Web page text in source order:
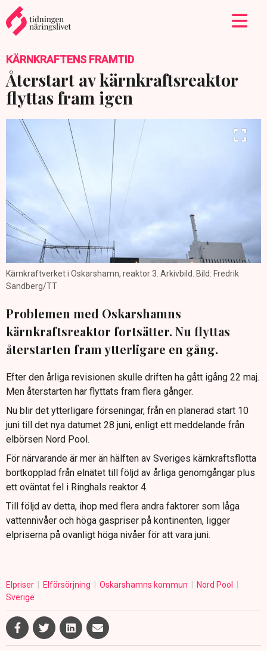
KÄRNKRAFTENS FRAMTID
Återstart av kärnkraftsreaktor
flyttas fram igen
Kärnkraftverket i Oskarshamn, reaktor 3. Arkivbild. Bild: Fredrik
Sandberg/TT
Problemen med Oskarshamns
kärnkraftsreaktor fortsätter. Nu flyttas
återstarten fram ytterligare en gång.
Efter den årliga revisionen skulle driften ha gått igång 22 maj.
Men återstarten har flyttats fram flera gånger.
Nu blir det ytterligare förseningar, från en planerad start 10
juni till det nya datumet 28 juni, enligt ett meddelande från
elbörsen Nord Pool.
För närvarande är mer än hälften av Sveriges kärnkraftsflotta
bortkopplad från elnätet till följd av årliga genomgångar plus
ett oväntat fel i Ringhals reaktor 4.
Till följd av detta, ihop med flera andra faktorer som låga
vattennivåer och höga gaspriser på kontinenten, ligger
elpriserna på ovanligt höga nivåer för att vara juni.
Elpriser Elförsörjning Oskarshamns kommun
Nord Pool
Sverige